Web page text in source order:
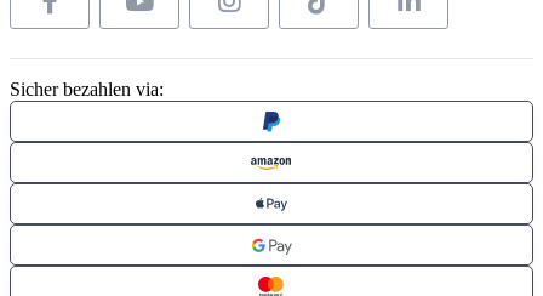
Sicher bezahlen via: